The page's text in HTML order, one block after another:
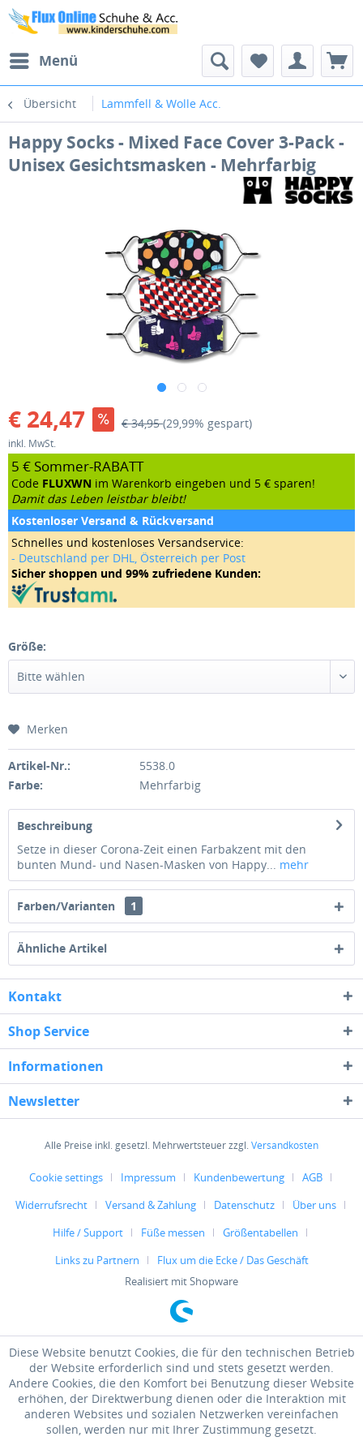
Menü
Übersicht Lammfell & Wolle Acc.
Happy Socks - Mixed Face Cover 3-Pack -
Unisex Gesichtsmasken - Mehrfarbig
€ 24,47 € 34,95(29,99% gespart)
inkl. MwSt.
5 € Sommer-RABATT
Code FLUXWN im Warenkorb eingeben und 5 € sparen!
Damit das Leben leistbar bleibt!
Kostenloser Versand & Rückversand
Schnelles und kostenloses Versandservice:
- Deutschland per DHL, Österreich per Post
Sicher shoppen und 99% zufriedene Kunden:
Größe:
Merken
Artikel-Nr.:
5538.0
Farbe:
Mehrfarbig
Beschreibung
Setze in dieser Corona-Zeit einen Farbakzent mit den
bunten Mund- und Nasen-Masken von Happy... mehr
Farben/Varianten 1
Ähnliche Artikel
Kontakt
Shop Service
Informationen
Newsletter
Alle Preise inkl. gesetzl. Mehrwertsteuer zzgl.Versandkosten
Cookie settings Impressum Kundenbewertung
AGB
Widerrufsrecht
Versand & Zahlung Datenschutz
Über uns
Hilfe / Support
Füße messen
Größentabellen
Links zu Partnern
Flux um die Ecke / Das Geschäft
Realisiert mit Shopware
Diese Website benutzt Cookies, die für den technischen Betrieb
der Website erforderlich sind und stets gesetzt werden.
Andere Cookies, die den Komfort bei Benutzung dieser Website
erhöhen, der Direktwerbung dienen oder die Interaktion mit
anderen Websites und sozialen Netzwerken vereinfachen
sollen, werden nur mit Ihrer Zustimmung gesetzt.